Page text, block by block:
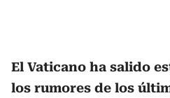
El Vaticano ha salido
los rumores de los